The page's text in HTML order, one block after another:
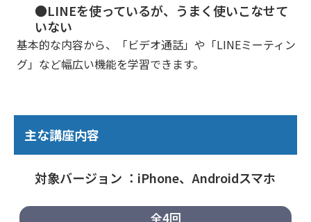
●LINEを使っているが、うまく使いこなせて
いない
基本的な内容から、「ビデオ通話」や「LINEミーティン
グ」など幅広い機能を学習できます。
主な講座内容
対象バージョン ：iPhone、Androidスマホ
全4回